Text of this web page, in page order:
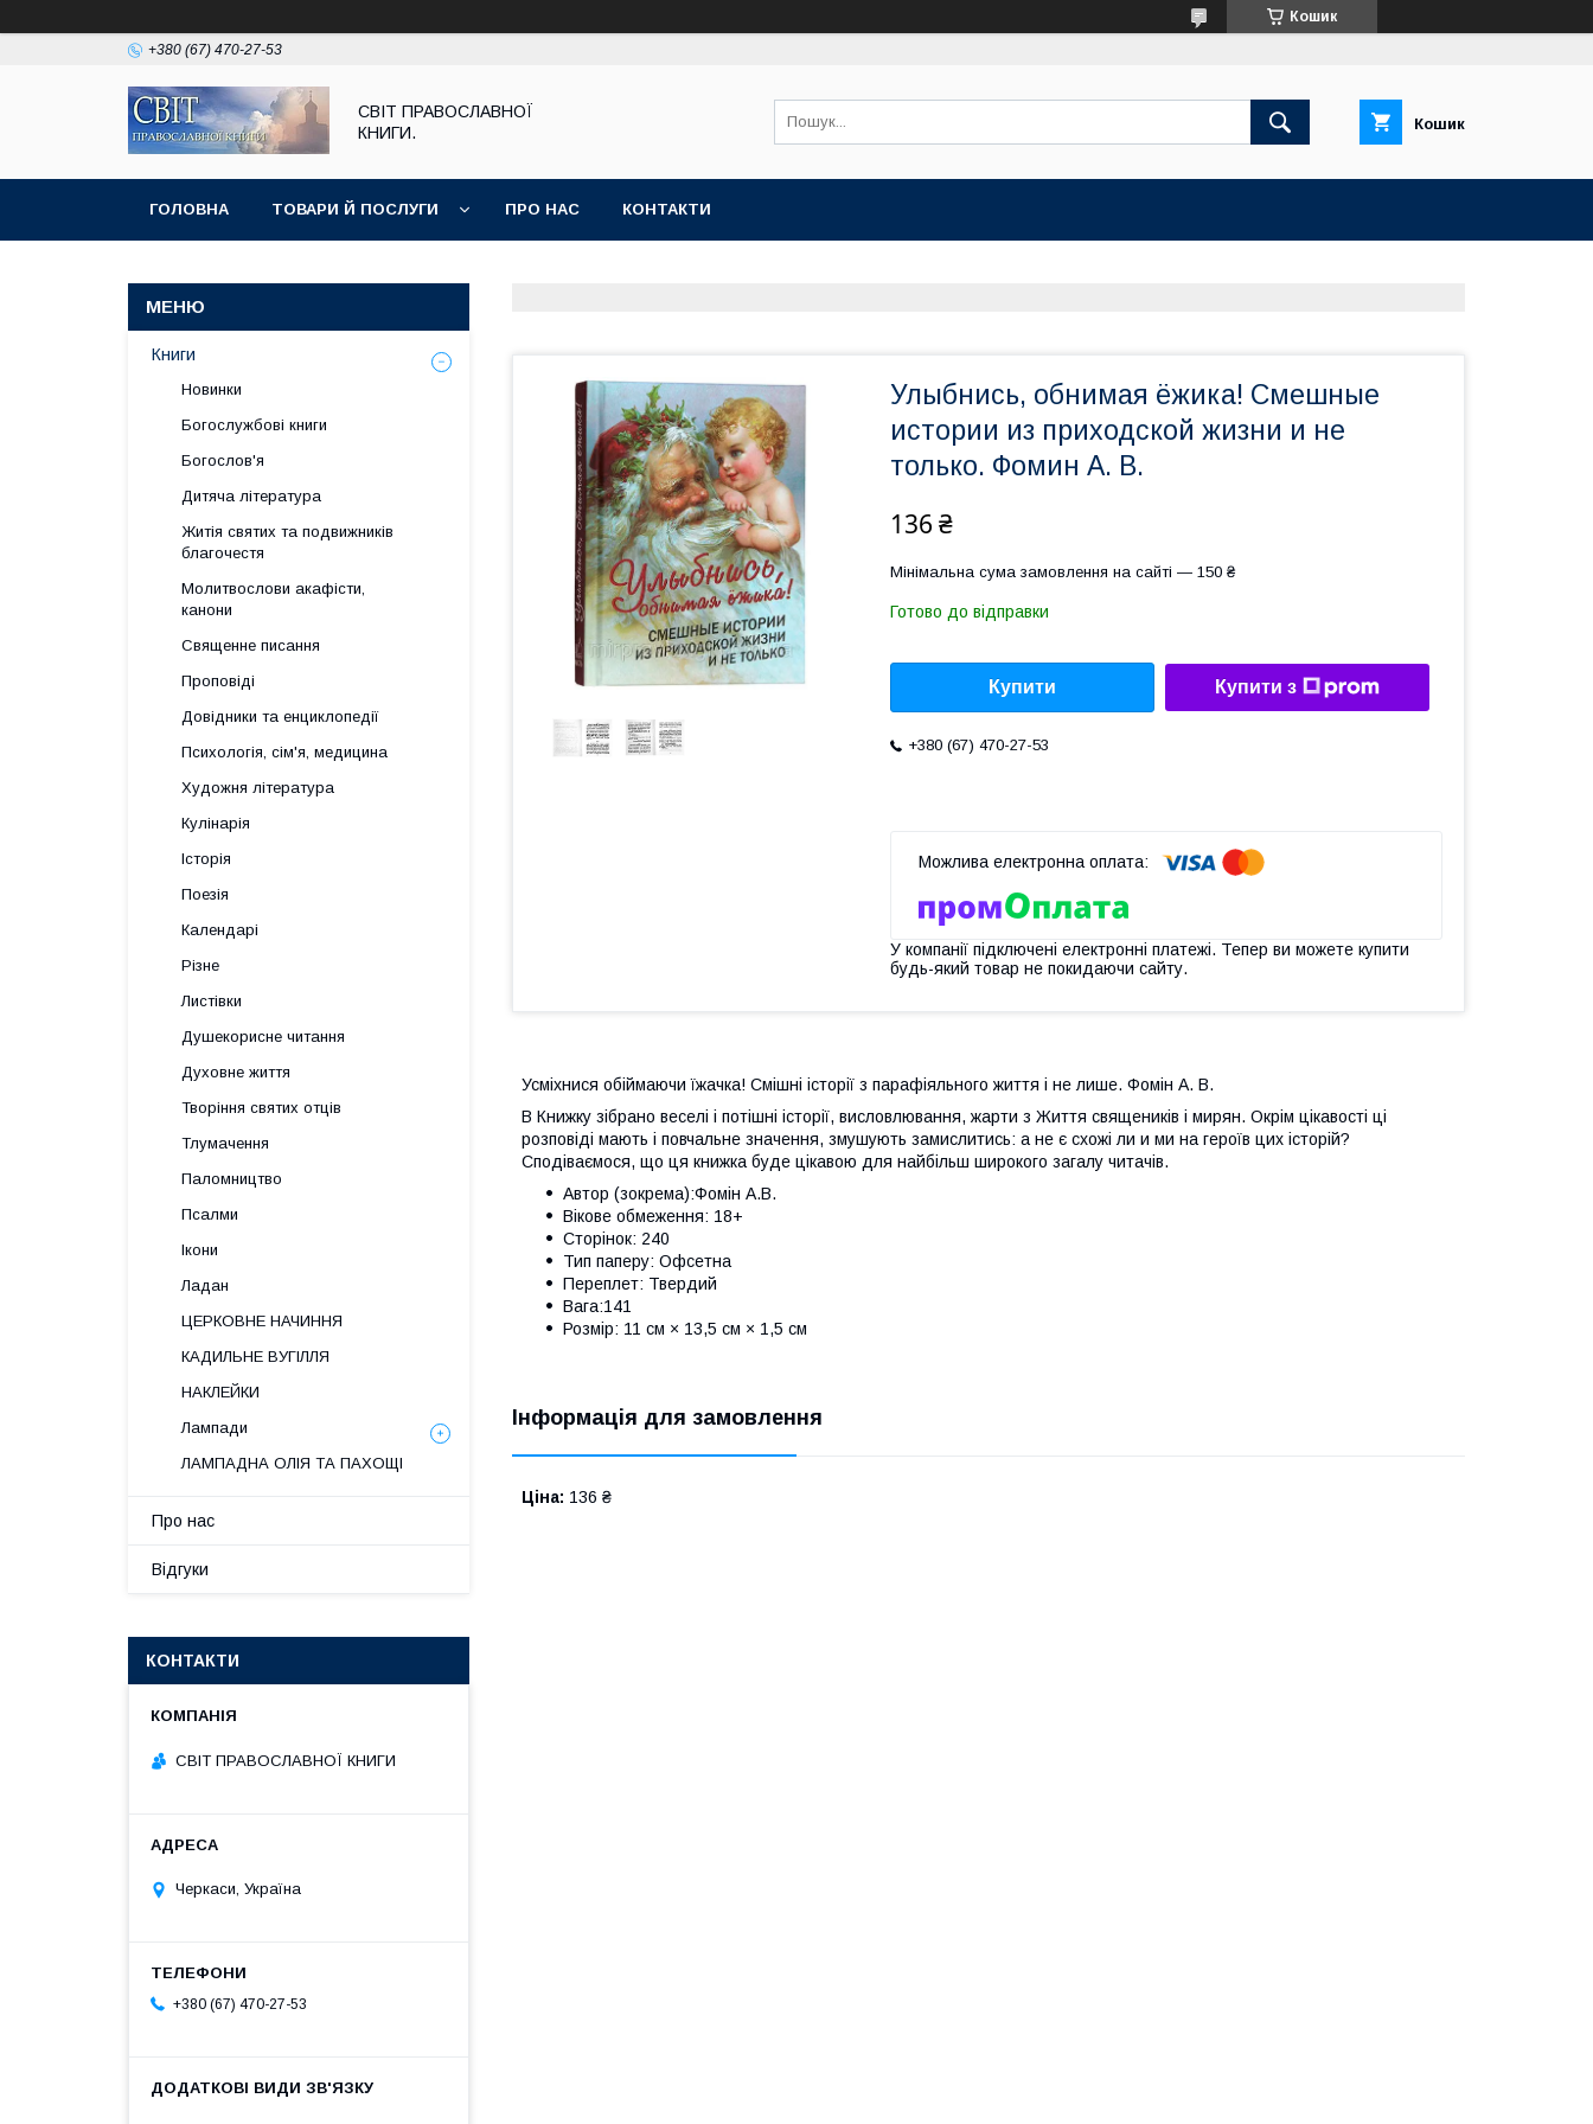
Кошик
+380 (67) 470-27-53
СВІТ ПРАВОСЛАВНОЇ
КНИГИ.
Кошик
ГОЛОВНА ТОВАРИ Й ПОСЛУГИ ПРО НАС КОНТАКТИ
Улыбнись, обнимая ёжика! Смешные
истории из приходской жизни и не
только. Фомин А. В.
136 ₴
Мінімальна сума замовлення на сайті — 150 ₴
Готово до відправки
Купити Купити з
+380 (67) 470-27-53
У компанії підключені електронні платежі. Тепер ви можете купити
будь-який товар не покидаючи сайту.
Усміхнися обіймаючи їжачка! Смішні історії з парафіяльного життя і не лише. Фомін А. В.
В Книжку зібрано веселі і потішні історії, висловлювання, жарти з Життя священиків і мирян. Окрім цікавості ці
розповіді мають і повчальне значення, змушують замислитись: а не є схожі ли и ми на героїв цих історій?
Сподіваємося, що ця книжка буде цікавою для найбільш широкого загалу читачів.
Автор (зокрема):Фомін А.В.
Вікове обмеження: 18+
Сторінок: 240
Тип паперу: Офсетна
Переплет: Твердий
Вага:141
Розмір: 11 см × 13,5 см × 1,5 см
Інформація для замовлення
Ціна: 136 ₴
Книги
Новинки
Богослужбові книги
Богослов'я
Дитяча література
Житія святих та подвижників
благочестя
Молитвослови акафісти,
канони
Священне писання
Проповіді
Довідники та енциклопедії
Психологія, сім'я, медицина
Художня література
Кулінарія
Історія
Поезія
Календарі
Різне
Листівки
Душекорисне читання
Духовне життя
Творіння святих отців
Тлумачення
Паломництво
Псалми
Ікони
Ладан
ЦЕРКОВНЕ НАЧИННЯ
КАДИЛЬНЕ ВУГІЛЛЯ
НАКЛЕЙКИ
Лампади
ЛАМПАДНА ОЛІЯ ТА ПАХОЩІ
Про нас
Відгуки
КОНТАКТИ
СВІТ ПРАВОСЛАВНОЇ КНИГИ
Черкаси, Україна
+380 (67) 470-27-53